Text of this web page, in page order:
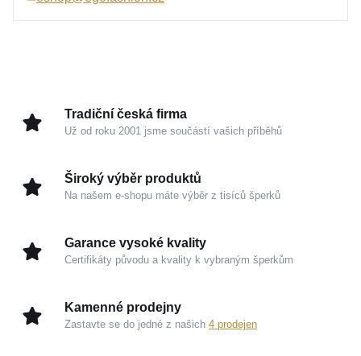
individualitu bez ohledu na to, zda jej vynesete k
Kouzlo v detailech
který vyniká dlouhodobou odolností a
se plynule přizpůsobí vašemu vkusu a podtrhne
Trvalý lesk:
Detailní leštění zajišťuje šperku
dlouhodobou krásu a propůjčuje mu velmi čistý,
Tradiční česká firma
Už od roku 2001 jsme součástí vašich příběhů
Široký výběr produktů
Na našem e-shopu máte výběr z tisíců šperků
Garance vysoké kvality
Certifikáty původu a kvality k vybraným šperkům
Kamenné prodejny
Zastavte se do jedné z našich 4 prodejen